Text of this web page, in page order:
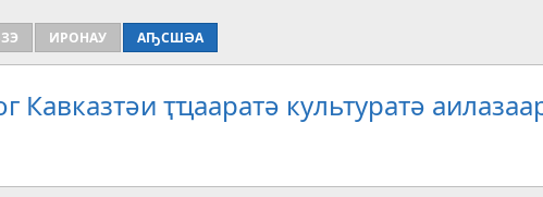
ИРОНАУ АҦСШӘА
ҭҵааратә культуратә